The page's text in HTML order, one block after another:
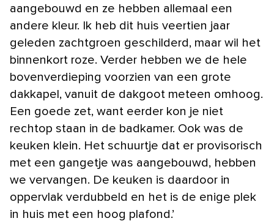
aangebouwd en ze hebben allemaal een
andere kleur. Ik heb dit huis veertien jaar
geleden zachtgroen geschilderd, maar wil het
binnenkort roze. Verder hebben we de hele
bovenverdieping voorzien van een grote
dakkapel, vanuit de dakgoot meteen omhoog.
Een goede zet, want eerder kon je niet
rechtop staan in de badkamer. Ook was de
keuken klein. Het schuurtje dat er provisorisch
met een gangetje was aangebouwd, hebben
we vervangen. De keuken is daardoor in
oppervlak verdubbeld en het is de enige plek
in huis met een hoog plafond.’